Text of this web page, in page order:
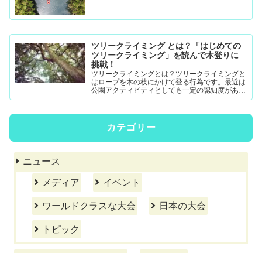
ツリークライミング とは？「はじめての
ツリークライミング」を読んで木登りに
挑戦！
ツリークライミングとは？ツリークライミングと
はロープを木の枝にかけて登る行為です。最近は
公園アクティビティとしても一定の認知度がある
模様。DRTダブルドロープテクニック(MRS-ム...
カテゴリー
ニュース
メディア イベント
ワールドクラスな大会 日本の大会
トピック